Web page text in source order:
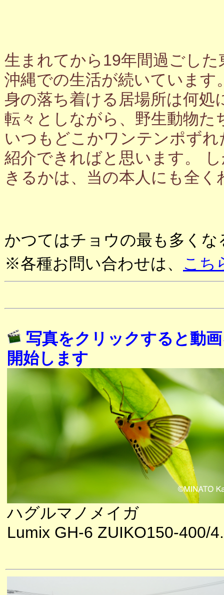
生まれてから19年間過ごし
沖縄での生活が続いていま
身の落ち着ける居場所は何
転々としながら、野生動物
いつもどこかワンテンポず
紹介できればと思います。
きるかは、当の本人にも全く
かつてはチョウの最も多く
※各種お問い合わせは、 こち
写真をクリックすると動
開始します
ハグルマノメイガ
Lumix GH-6 ZUIKO150-400/